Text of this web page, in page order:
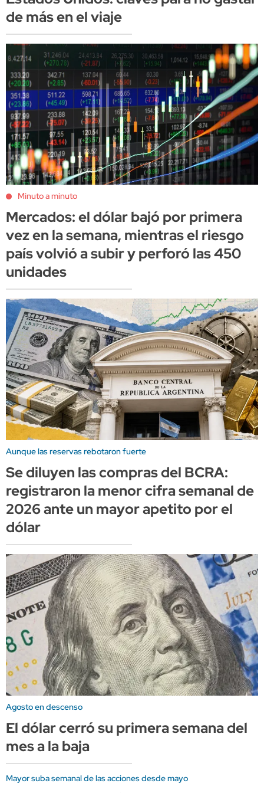
de más en el viaje
Minuto a minuto
Mercados: el dólar bajó por primera
vez en la semana, mientras el riesgo
país volvió a subir y perforó las 450
unidades
Aunque las reservas rebotaron fuerte
Se diluyen las compras del BCRA:
registraron la menor cifra semanal de
2026 ante un mayor apetito por el
dólar
Agosto en descenso
El dólar cerró su primera semana del
mes a la baja
Mayor suba semanal de las acciones desde mayo